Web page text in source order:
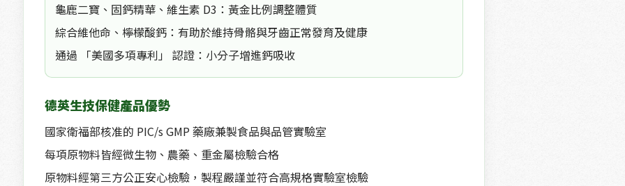
龜鹿二寶、固鈣精華、維生素 D3：黃金比例調整體質
綜合維他命、檸檬酸鈣：有助於維持骨骼與牙齒正常發育及健康
通過 「美國多項專利」 認證：小分子增進鈣吸收
德英生技保健產品優勢
國家衛福部核准的 PIC/s GMP 藥廠兼製食品與品管實驗室
每項原物料皆經微生物、農藥、重金屬檢驗合格
原物料經第三方公正安心檢驗，製程嚴謹並符合高規格實驗室檢驗